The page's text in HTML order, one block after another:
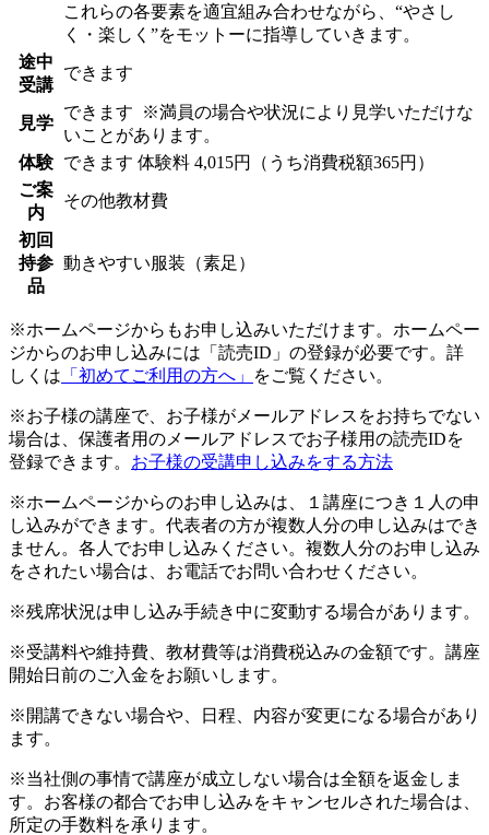
これらの各要素を適宜組み合わせながら、“やさし
く・楽しく”をモットーに指導していきます。
途中
受講
できます
見学
できます
※満員の場合や状況により見学いただけな
いことがあります。
体験
できます 体験料 4,015円（うち消費税額365円）
ご案
内
その他教材費
初回
持参
品
動きやすい服装（素足）
※ホームページからもお申し込みいただけます。ホームペー
ジからのお申し込みには「読売ID」の登録が必要です。詳
しくは 「初めてご利用の方へ」 をご覧ください。
※お子様の講座で、お子様がメールアドレスをお持ちでない
場合は、保護者用のメールアドレスでお子様用の読売IDを
登録できます。 お子様の受講申し込みをする方法
※ホームページからのお申し込みは、１講座につき１人の申
し込みができます。代表者の方が複数人分の申し込みはでき
ません。各人でお申し込みください。複数人分のお申し込み
をされたい場合は、お電話でお問い合わせください。
※残席状況は申し込み手続き中に変動する場合があります。
※受講料や維持費、教材費等は消費税込みの金額です。講座
開始日前のご入金をお願いします。
※開講できない場合や、日程、内容が変更になる場合があり
ます。
※当社側の事情で講座が成立しない場合は全額を返金しま
す。お客様の都合でお申し込みをキャンセルされた場合は、
所定の手数料を承ります。